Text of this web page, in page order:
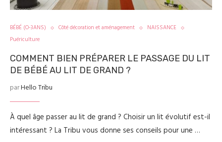
BÉBÉ (O-3ANS) Côté décoration et aménagement
NAISSANCE
Puériculture
COMMENT BIEN PRÉPARER LE PASSAGE DU LIT
DE BÉBÉ AU LIT DE GRAND ?
parHello Tribu
À quel âge passer au lit de grand ? Choisir un lit évolutif est-il
intéressant ? La Tribu vous donne ses conseils pour une …